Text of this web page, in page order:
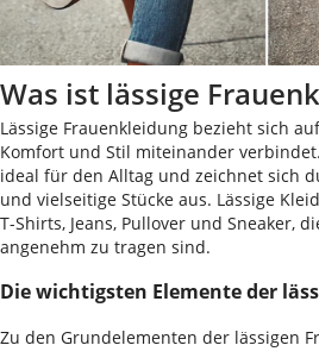
Was ist lässige
Lässige Frauenkleidung bezieht sich
Komfort und Stil miteinander
ideal für den Alltag und zeichnet sich
und vielseitige Stücke aus. Lässige
T-Shirts, Jeans, Pullover und Sneaker,
angenehm zu tragen sind.
Die wichtigsten Elemente der
Zu den Grundelementen der lässigen